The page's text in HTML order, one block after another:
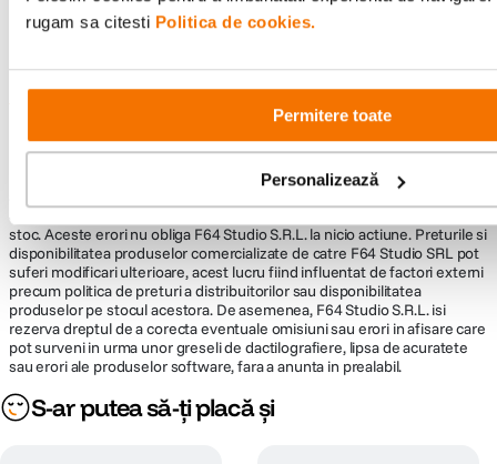
rugam sa citesti Politica de cookies.
Permitere toate
Personalizează
Informatii conformitate produs
Descrierea bunurilor sau a serviciilor disponibile pewww.f64.ro(prin
imagini, video etc.) nu reprezinta o obligatie contractuala din partea F64,
acestea fiind utilizate exclusiv cu titlu de prezentare. Implicit F64 Studio
S.R.L. nu isi asuma raspunderea pentru eventualele erori de pret sau
stoc. Aceste erori nu obliga F64 Studio S.R.L. la nicio actiune. Preturile si
disponibilitatea produselor comercializate de catre F64 Studio SRL pot
suferi modificari ulterioare, acest lucru fiind influentat de factori externi
precum politica de preturi a distribuitorilor sau disponibilitatea
produselor pe stocul acestora. De asemenea, F64 Studio S.R.L. isi
rezerva dreptul de a corecta eventuale omisiuni sau erori in afisare care
pot surveni in urma unor greseli de dactilografiere, lipsa de acuratete
sau erori ale produselor software, fara a anunta in prealabil.
S-ar putea să-ți placă și